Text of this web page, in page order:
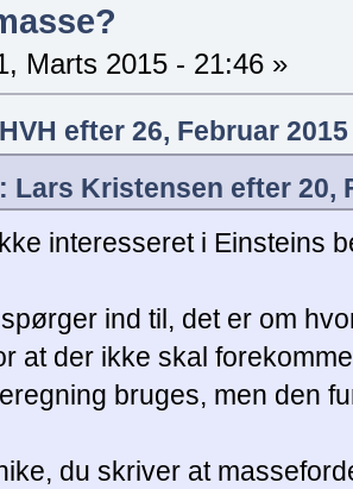
Marts 2015 - 21:46 »
efter 26, Februar
Lars Kristensen efter 20,
interesseret i Einsteins
ind til, det er om
at der ikke skal
bruges, men den
du skriver at